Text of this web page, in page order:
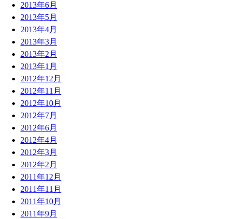
2013年6月
2013年5月
2013年4月
2013年3月
2013年2月
2013年1月
2012年12月
2012年11月
2012年10月
2012年7月
2012年6月
2012年4月
2012年3月
2012年2月
2011年12月
2011年11月
2011年10月
2011年9月